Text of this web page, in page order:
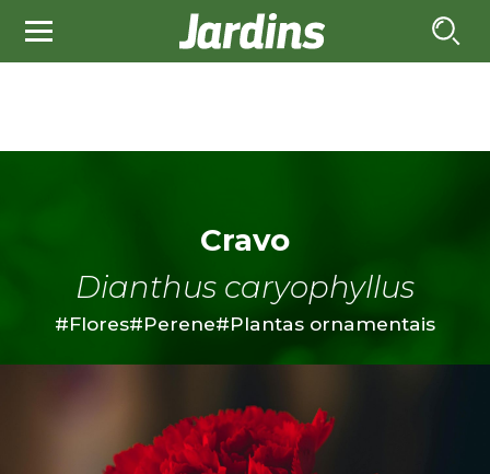
Cravo
Dianthus caryophyllus
#Flores#Perene#Plantas ornamentais